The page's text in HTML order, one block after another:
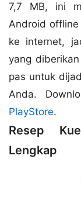
7,7 MB, ini
Android
ke internet,
yang
pas untuk
Anda.
PlayStore.
Resep
Lengkap